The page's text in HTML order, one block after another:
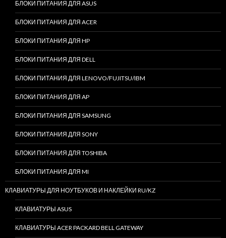
БЛОКИ ПИТАНИЯ ДЛЯ ASUS
БЛОКИ ПИТАНИЯ ДЛЯ ACER
БЛОКИ ПИТАНИЯ ДЛЯ HP
БЛОКИ ПИТАНИЯ ДЛЯ DELL
БЛОКИ ПИТАНИЯ ДЛЯ LENOVO/FUJITSU/IBM
БЛОКИ ПИТАНИЯ ДЛЯ AP
БЛОКИ ПИТАНИЯ ДЛЯ SAMSUNG
БЛОКИ ПИТАНИЯ ДЛЯ SONY
БЛОКИ ПИТАНИЯ ДЛЯ TOSHIBA
БЛОКИ ПИТАНИЯ ДЛЯ MI
КЛАВИАТУРЫ ДЛЯ НОУТБУКОВ И НАКЛЕЙКИ RU/KZ
КЛАВИАТУРЫ ASUS
КЛАВИАТУРЫ ACER PACKARD BELL GATEWAY